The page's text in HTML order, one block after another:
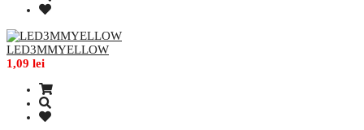
LED3MMYELLOW
1,09 lei